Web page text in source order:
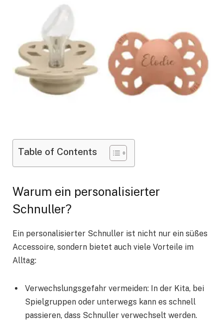
Table of Contents
Warum ein personalisierter
Schnuller?
Ein personalisierter Schnuller ist nicht nur ein süßes
Accessoire, sondern bietet auch viele Vorteile im
Alltag:
Verwechslungsgefahr vermeiden: In der Kita, bei
Spielgruppen oder unterwegs kann es schnell
passieren, dass Schnuller verwechselt werden.